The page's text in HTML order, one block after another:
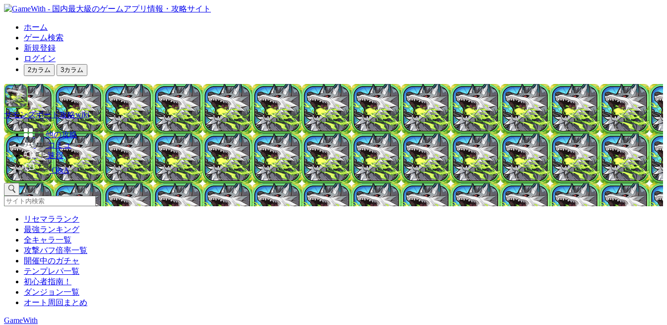
ホーム
ゲーム検索
新規登録
ログイン
2カラム 3カラム
サモンズボード攻略wiki
他の攻略
コミュ
速報
Q&A
リセマラランク
最強ランキング
全キャラ一覧
攻撃バフ倍率一覧
開催中のガチャ
テンプレパ一覧
初心者指南！
ダンジョン一覧
オート周回まとめ
GameWith